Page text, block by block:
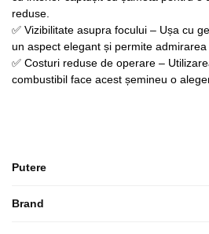
reduse.
✅ Vizibilitate asupra focului – Ușa cu
un aspect elegant și permite admirarea
✅ Costuri reduse de operare –
combustibil face acest șemineu o
Putere
Brand